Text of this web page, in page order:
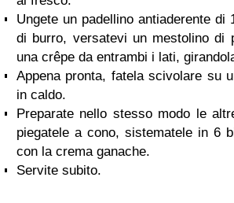
Ungete un padellino antiaderente di
di burro, versatevi un mestolino di
una crêpe da entrambi i lati,
Appena pronta, fatela scivolare su
in caldo.
Preparate nello stesso modo le
piegatele a cono, sistematele in 6
con la crema ganache.
Servite subito.